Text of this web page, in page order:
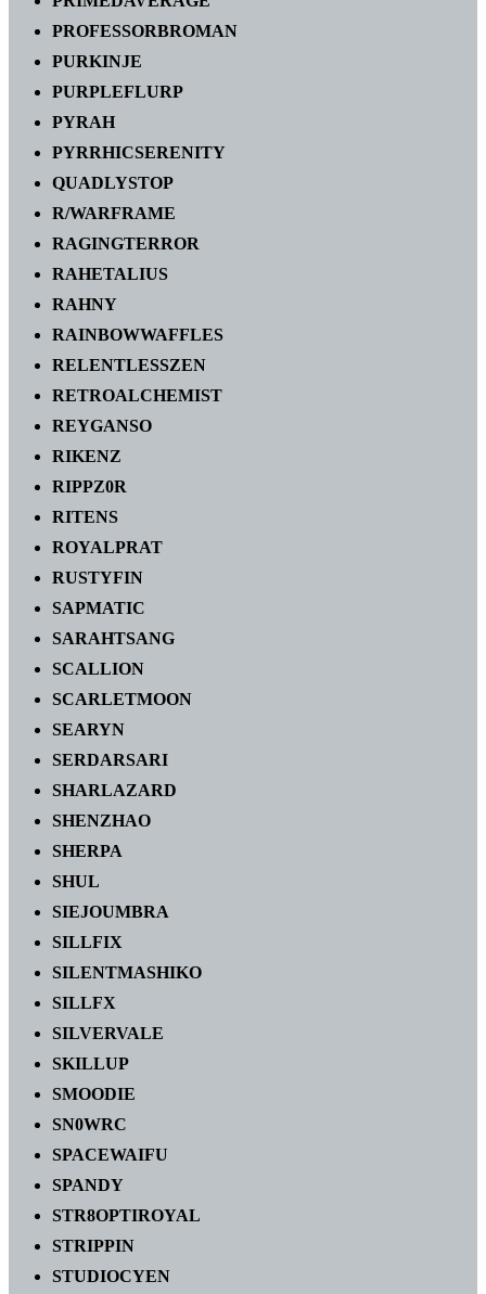
PROFESSORBROMAN
PURKINJE
PURPLEFLURP
PYRAH
PYRRHICSERENITY
QUADLYSTOP
R/WARFRAME
RAGINGTERROR
RAHETALIUS
RAHNY
RAINBOWWAFFLES
RELENTLESSZEN
RETROALCHEMIST
REYGANSO
RIKENZ
RIPPZ0R
RITENS
ROYALPRAT
RUSTYFIN
SAPMATIC
SARAHTSANG
SCALLION
SCARLETMOON
SEARYN
SERDARSARI
SHARLAZARD
SHENZHAO
SHERPA
SHUL
SIEJOUMBRA
SILLFIX
SILENTMASHIKO
SILLFX
SILVERVALE
SKILLUP
SMOODIE
SN0WRC
SPACEWAIFU
SPANDY
STR8OPTIROYAL
STRIPPIN
STUDIOCYEN